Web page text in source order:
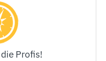
Profis!